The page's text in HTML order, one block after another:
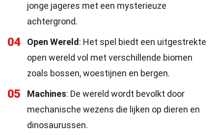
jonge jageres met een mysterieuze
achtergrond.
04 Open Wereld : Het spel biedt een uitgestrekte
open wereld vol met verschillende biomen
zoals bossen, woestijnen en bergen.
05 Machines: De wereld wordt bevolkt door
mechanische wezens die lijken op dieren en
dinosaurussen.